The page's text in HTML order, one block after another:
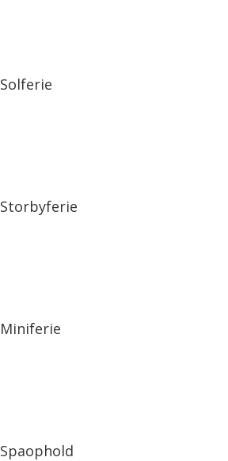
Solferie
Storbyferie
Miniferie
Spaophold